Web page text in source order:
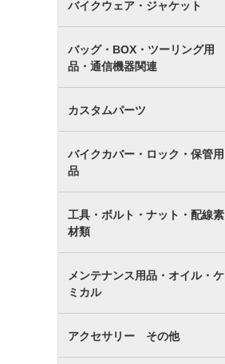
バイクウェア・ジャケット
バッグ・BOX・ツーリング用
品・通信機器関連
カスタムパーツ
バイクカバー・ロック・保管用
品
工具・ボルト・ナット・配線素
材類
メンテナンス用品・オイル・ケ
ミカル
アクセサリー その他